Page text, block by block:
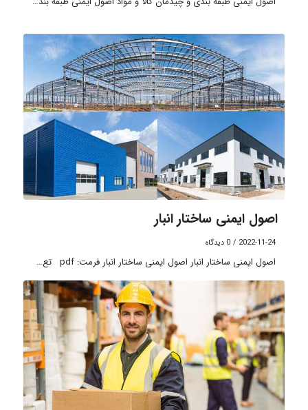
اصول ایمنی ساختار انبار
2022-11-24
/ 0 دیدگاه
اصول ایمنی ساختار انبار اصول ایمنی ساختار انبار فرمت: pdf تع…